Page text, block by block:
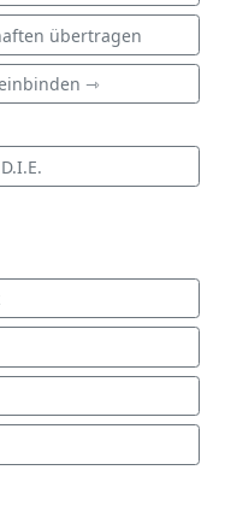
übertragen
⇾